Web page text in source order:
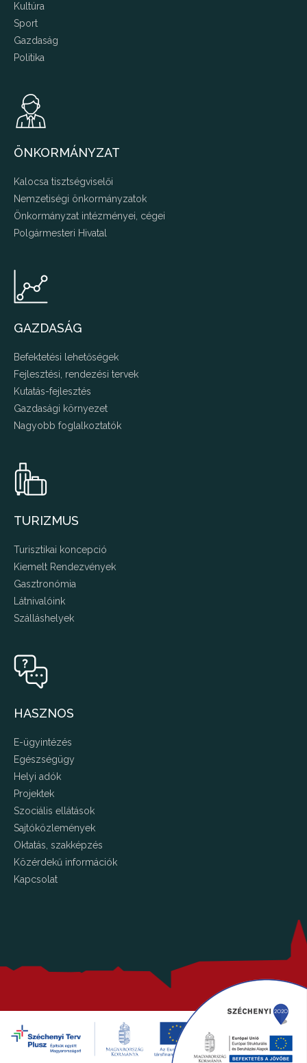
Kultúra
Sport
Gazdaság
Politika
ÖNKORMÁNYZAT
Kalocsa tisztségviselői
Nemzetiségi önkormányzatok
Önkormányzat intézményei, cégei
Polgármesteri Hivatal
GAZDASÁG
Befektetési lehetőségek
Fejlesztési, rendezési tervek
Kutatás-fejlesztés
Gazdasági környezet
Nagyobb foglalkoztatók
TURIZMUS
Turisztikai koncepció
Kiemelt Rendezvények
Gasztronómia
Látnivalóink
Szálláshelyek
HASZNOS
E-ügyintézés
Egészségügy
Helyi adók
Projektek
Szociális ellátások
Sajtóközlemények
Oktatás, szakképzés
Közérdekű információk
Kapcsolat
Copyright © 2026 Kalocsa.hu Minden jog fenntartva!